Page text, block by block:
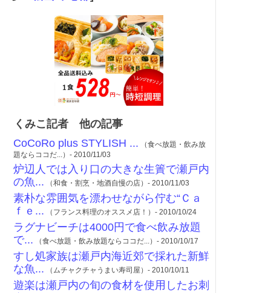
くみこ記者 他の記事
CoCoRo plus STYLISH ... （食べ放題・飲み放
題ならココだ...）- 2010/11/03
炉辺人では入り口の大きな生簀で瀬戸内
の魚... （和食・割烹・地酒自慢の店）- 2010/11/03
素朴な雰囲気を漂わせながら佇む“Ｃａ
ｆｅ... （フランス料理のオススメ店！）- 2010/10/24
ラグナビーチは4000円で食べ飲み放題
で... （食べ放題・飲み放題ならココだ...）- 2010/10/17
すし処家族は瀬戸内海近郊で採れた新鮮
な魚... （ムチャクチャうまい寿司屋）- 2010/10/11
遊楽は瀬戸内の旬の食材を使用したお刺